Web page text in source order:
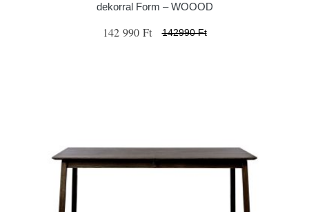
dekorral Form – WOOOD
142 990 Ft 142990 Ft